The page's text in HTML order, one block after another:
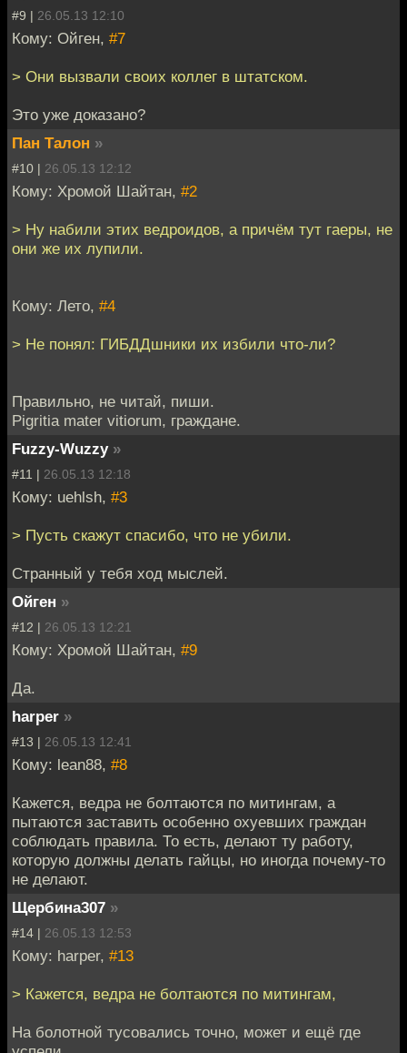
#9 | 26.05.13 12:10
Кому: Ойген, #7
> Они вызвали своих коллег в штатском.
Это уже доказано?
Пан Талон »
#10 | 26.05.13 12:12
Кому: Хромой Шайтан, #2
> Ну набили этих ведроидов, а причём тут гаеры, не
они же их лупили.
Кому: Лето, #4
> Не понял: ГИБДДшники их избили что-ли?
Правильно, не читай, пиши.
Pigritia mater vitiorum, граждане.
Fuzzy-Wuzzy »
#11 | 26.05.13 12:18
Кому: uehlsh, #3
> Пусть скажут спасибо, что не убили.
Странный у тебя ход мыслей.
Ойген »
#12 | 26.05.13 12:21
Кому: Хромой Шайтан, #9
Да.
harper »
#13 | 26.05.13 12:41
Кому: lean88, #8
Кажется, ведра не болтаются по митингам, а
пытаются заставить особенно охуевших граждан
соблюдать правила. То есть, делают ту работу,
которую должны делать гайцы, но иногда почему-то
не делают.
Щербина307 »
#14 | 26.05.13 12:53
Кому: harper, #13
> Кажется, ведра не болтаются по митингам,
На болотной тусовались точно, может и ещё где